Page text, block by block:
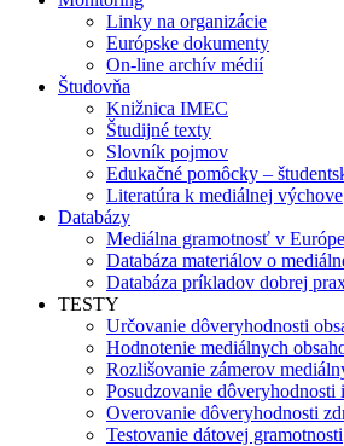
Linky na organizácie
Európske dokumenty
On-line archív médií
Študovňa
Knižnica IMEC
Študijné texty
Slovník pojmov
Edukačné pomôcky –
Literatúra k mediálnej výchove
Databázy
Mediálna gramotnosť v Európe
Databáza materiálov o
Databáza príkladov dobrej
TESTY
Určovanie dôveryhodnosti
Hodnotenie mediálnych
Rozlišovanie zámerov
Posudzovanie dôveryhodnosti
Overovanie dôveryhodnosti
Testovanie dátovej gramotnosti